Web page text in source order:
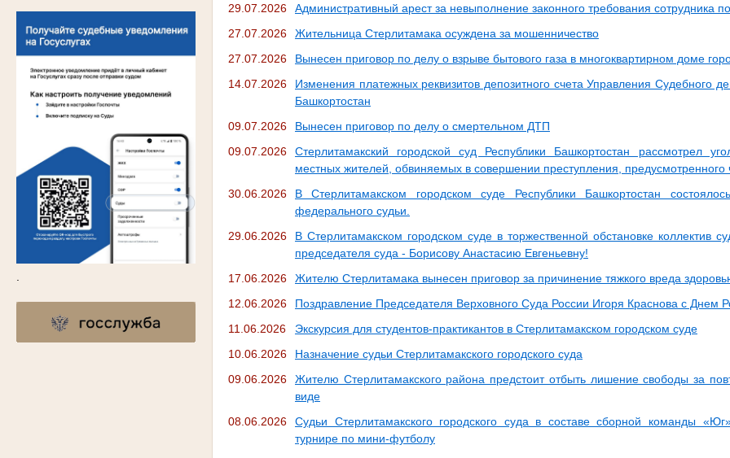
.
29.07.2026
Административный арест за невыполнение законного требования сотрудника
27.07.2026
Жительница Стерлитамака осуждена за мошенничество
27.07.2026
Вынесен приговор по делу о взрыве бытового газа в многоквартирном доме
14.07.2026
Изменения платежных реквизитов депозитного счета Управления Судебного
Башкортостан
09.07.2026
Вынесен приговор по делу о смертельном ДТП
09.07.2026
Стерлитамакский городской суд Республики Башкортостан рассмотрел
местных жителей, обвиняемых в совершении преступления,
30.06.2026
В Стерлитамакском городском суде Республики Башкортостан
федерального судьи.
29.06.2026
В Стерлитамакском городском суде в торжественной обстановке коллектив
председателя суда - Борисову Анастасию Евгеньевну!
17.06.2026
Жителю Стерлитамака вынесен приговор за причинение тяжкого вреда
12.06.2026
Поздравление Председателя Верховного Суда России Игоря Краснова с Днем
11.06.2026
Экскурсия для студентов-практикантов в Стерлитамакском городском суде
10.06.2026
Назначение судьи Стерлитамакского городского суда
09.06.2026
Жителю Стерлитамакского района предстоит отбыть лишение свободы за
виде
08.06.2026
Судьи Стерлитамакского городского суда в составе сборной команды
турнире по мини-футболу